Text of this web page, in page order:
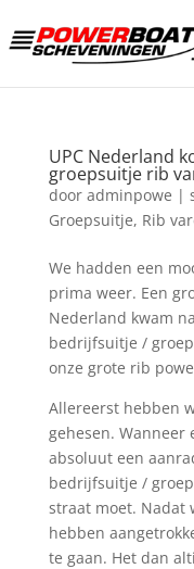
UPC Nederland
groepsuitje rib
door adminpowe |
Groepsuitje, Rib
We hadden een
prima weer. Een
Nederland kwam
bedrijfsuitje /
onze grote rib
Allereerst hebben
gehesen. Wanneer
absoluut een
bedrijfsuitje /
straat moet. Nadat
hebben
te gaan. Het dan